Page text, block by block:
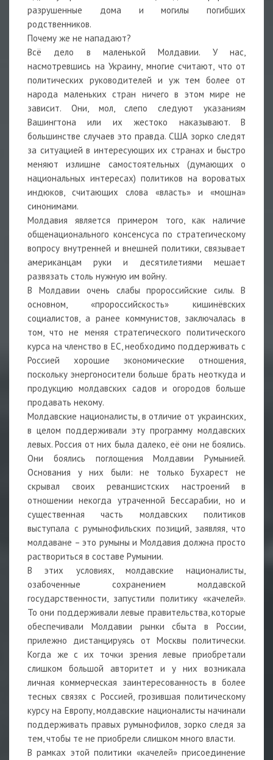
разрушенные дома и могилы погибших
родственников.
Почему же не нападают?
Всё дело в маленькой Молдавии. У нас,
насмотревшись на Украину, многие считают, что от
политических руководителей и уж тем более от
народа маленьких стран ничего в этом мире не
зависит. Они, мол, слепо следуют указаниям
Вашингтона или их жестоко наказывают. В
большинстве случаев это правда. США зорко следят
за ситуацией в интересующих их странах и быстро
меняют излишне самостоятельных (думающих о
национальных интересах) политиков на вороватых
индюков, считающих слова «власть» и «мошна»
синонимами.
Молдавия является примером того, как наличие
общенационального консенсуса по стратегическому
вопросу внутренней и внешней политики, связывает
американцам руки и десятилетиями мешает
развязать столь нужную им войну.
В Молдавии очень слабы пророссийские силы. В
основном, «пророссийскость» кишинёвских
социалистов, а ранее коммунистов, заключалась в
том, что не меняя стратегического политического
курса на членство в ЕС, необходимо поддерживать с
Россией хорошие экономические отношения,
поскольку энергоносители больше брать неоткуда и
продукцию молдавских садов и огородов больше
продавать некому.
Молдавские националисты, в отличие от украинских,
в целом поддерживали эту программу молдавских
левых. Россия от них была далеко, её они не боялись.
Они боялись поглощения Молдавии Румынией.
Основания у них были: не только Бухарест не
скрывал своих реваншистских настроений в
отношении некогда утраченной Бессарабии, но и
существенная часть молдавских политиков
выступала с румынофильских позиций, заявляя, что
молдаване – это румыны и Молдавия должна просто
раствориться в составе Румынии.
В этих условиях, молдавские националисты,
озабоченные сохранением молдавской
государственности, запустили политику «качелей».
То они поддерживали левые правительства, которые
обеспечивали Молдавии рынки сбыта в России,
прилежно дистанцируясь от Москвы политически.
Когда же с их точки зрения левые приобретали
слишком большой авторитет и у них возникала
личная коммерческая заинтересованность в более
тесных связях с Россией, грозившая политическому
курсу на Европу, молдавские националисты начинали
поддерживать правых румынофилов, зорко следя за
тем, чтобы те не приобрели слишком много власти.
В рамках этой политики «качелей» присоединение